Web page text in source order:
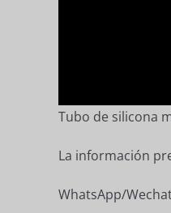
Tubo de silicona
La información
WhatsApp/